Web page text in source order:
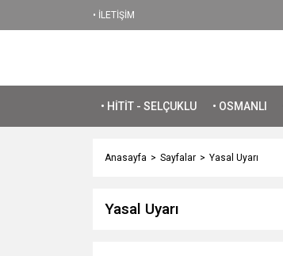
• İLETİŞİM
• HİTİT - SELÇUKLU • OSMANLI
Anasayfa Sayfalar Yasal Uyarı
Yasal Uyarı